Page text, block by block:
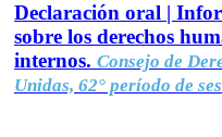
Declaración oral |
sobre los derechos
internos. Consejo de
Unidas, 62° período de